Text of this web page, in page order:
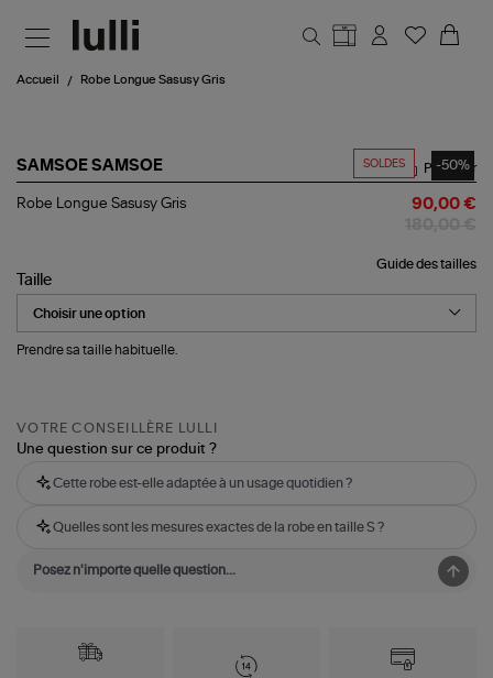
Accueil Robe Longue Sasusy Gris
SOLDES -50%
SAMSOE SAMSOE
Robe
Partager
Robe Longue Sasusy Gris 90,00 €
Guide des tailles
Taille
Prendre sa taille habituelle.
VOTRE CONSEILLÈRE LULLI
Une question sur ce produit ?
Cette robe est-elle adaptée à un usage quotidien ?
Quelles sont les mesures exactes de la robe en taille S ?